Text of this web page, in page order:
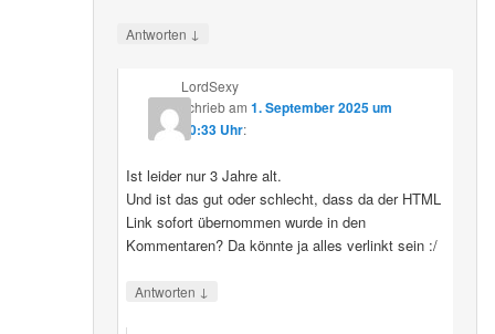
Antworten ↓
LordSexy
schriebam 1. September 2025 um
10:33 Uhr:
Ist leider nur 3 Jahre alt.
Und ist das gut oder schlecht, dass da der HTML
Link sofort übernommen wurde in den
Kommentaren? Da könnte ja alles verlinkt sein :/
Antworten ↓